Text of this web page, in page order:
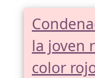
la joven
color